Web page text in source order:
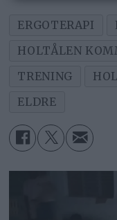
ERGOTERAPI
HOLTÅLEN
TRENING
ELDRE